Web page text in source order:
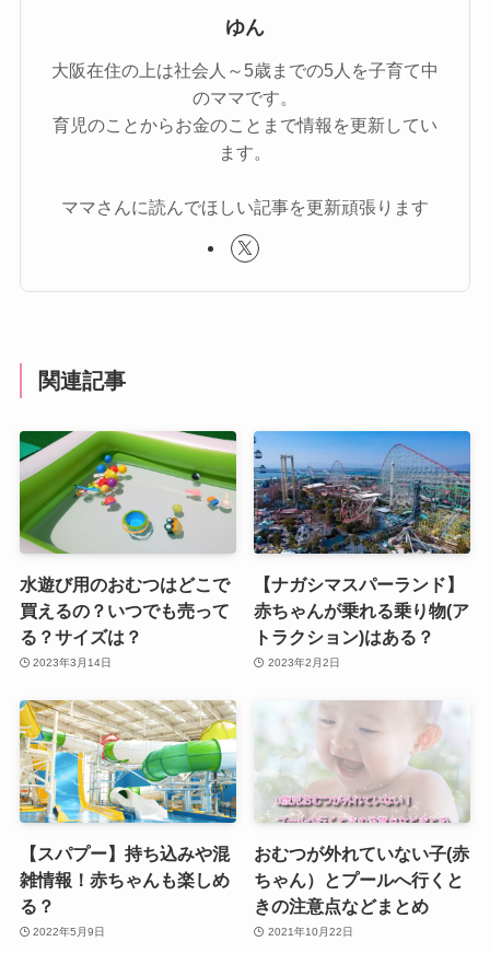
ゆん
大阪在住の上は社会人～5歳までの5人を子育て中
のママです。
育児のことからお金のことまで情報を更新してい
ます。
ママさんに読んでほしい記事を更新頑張ります
関連記事
水遊び用のおむつはどこで
買えるの？いつでも売って
る？サイズは？
2023年3月14日
【ナガシマスパーランド】
赤ちゃんが乗れる乗り物(ア
トラクション)はある？
2023年2月2日
【スパプー】持ち込みや混
雑情報！赤ちゃんも楽しめ
る？
2022年5月9日
おむつが外れていない子(赤
ちゃん）とプールへ行くと
きの注意点などまとめ
2021年10月22日